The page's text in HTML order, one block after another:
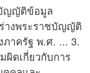
ญญัติข้อมูล
างพระราชบัญญัติ
าครัฐ พ.ศ. ... 3.
ดเกี่ยวกับการ